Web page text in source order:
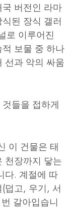
버전인 라마
된 장식 갤러
로 이루어진
보물 중 하나
선과 악의 싸움
들을 접하게
이 건물은 태
천장까지 닿는
다. 계절에 따
덥고, 우기, 서
갈아입습니